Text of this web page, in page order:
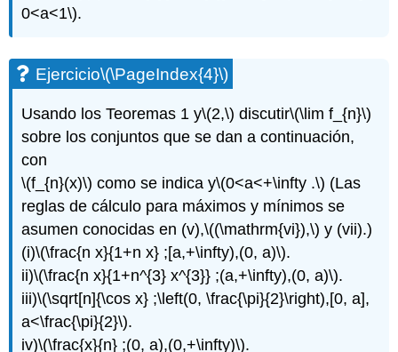
0<a<1\).
Ejercicio\(\PageIndex{4}\)
Usando los Teoremas 1 y\(2,\) discutir\(\lim f_{n}\)
sobre los conjuntos que se dan a continuación,
con
\(f_{n}(x)\) como se indica y\(0<a<+\infty .\) (Las
reglas de cálculo para máximos y mínimos se
asumen conocidas en (v),\((\mathrm{vi}),\) y (vii).)
(i)\(\frac{n x}{1+n x} ;[a,+\infty),(0, a)\).
ii)\(\frac{n x}{1+n^{3} x^{3}} ;(a,+\infty),(0, a)\).
iii)\(\sqrt[n]{\cos x} ;\left(0, \frac{\pi}{2}\right),[0, a],
a<\frac{\pi}{2}\).
iv)\(\frac{x}{n} ;(0, a),(0,+\infty)\).